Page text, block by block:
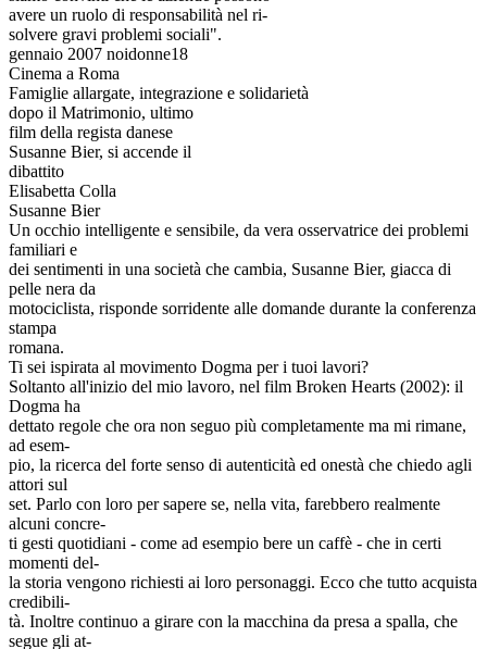
avere un ruolo di responsabilità nel ri-
solvere gravi problemi sociali".
gennaio 2007 noidonne18
Cinema a Roma
Famiglie allargate, integrazione e solidarietà
dopo il Matrimonio, ultimo
film della regista danese
Susanne Bier, si accende il
dibattito
Elisabetta Colla
Susanne Bier
Un occhio intelligente e sensibile, da vera osservatrice dei problemi
familiari e
dei sentimenti in una società che cambia, Susanne Bier, giacca di
pelle nera da
motociclista, risponde sorridente alle domande durante la conferenza
stampa
romana.
Ti sei ispirata al movimento Dogma per i tuoi lavori?
Soltanto all'inizio del mio lavoro, nel film Broken Hearts (2002): il
Dogma ha
dettato regole che ora non seguo più completamente ma mi rimane,
ad esem-
pio, la ricerca del forte senso di autenticità ed onestà che chiedo agli
attori sul
set. Parlo con loro per sapere se, nella vita, farebbero realmente
alcuni concre-
ti gesti quotidiani - come ad esempio bere un caffè - che in certi
momenti del-
la storia vengono richiesti ai loro personaggi. Ecco che tutto acquista
credibili-
tà. Inoltre continuo a girare con la macchina da presa a spalla, che
segue gli at-